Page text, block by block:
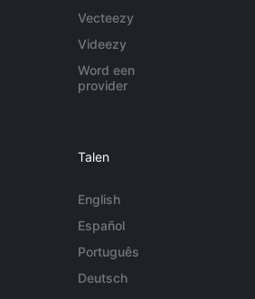
Vecteezy
Videezy
Word een
provider
Talen
English
Español
Português
Deutsch